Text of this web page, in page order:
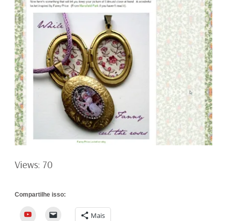
Views: 70
Compartilhe isso:
YouTube Mais